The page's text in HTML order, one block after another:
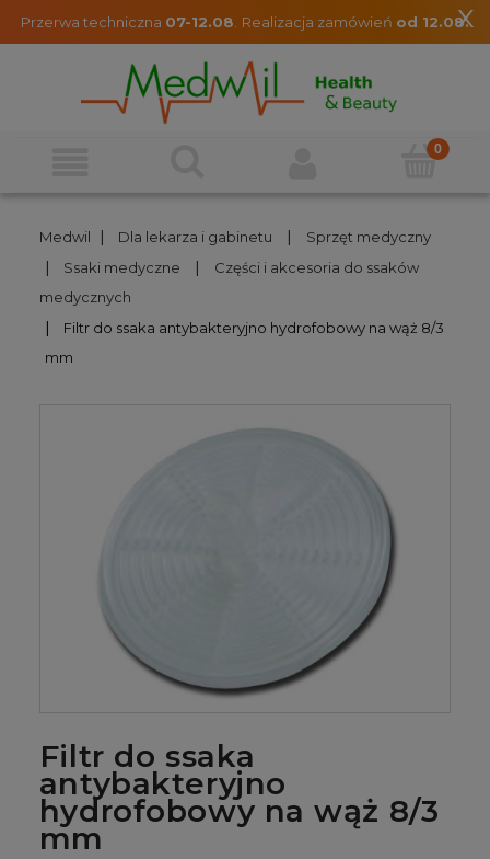
x
Przerwa techniczna 07-12.08 Realizacja zamówień od 12.08.
Medwil | Dla lekarza i gabinetu | Sprzęt medyczny
| Ssaki medyczne |
Części i akcesoria do ssaków
medycznych
|
Filtr do ssaka antybakteryjno hydrofobowy na wąż 8/3
mm
Filtr do ssaka
antybakteryjno
hydrofobowy na wąż 8/3
mm